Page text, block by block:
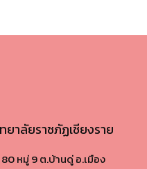
าลัยราชภัฏเชียงราย
หมู่ 9 ต.บ้านดู่ อ.เมือง